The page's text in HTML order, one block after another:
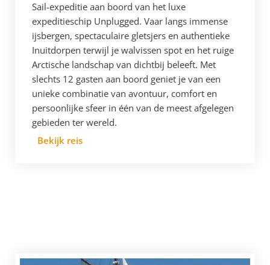
Sail-expeditie aan boord van het luxe
expeditieschip Unplugged. Vaar langs immense
ijsbergen, spectaculaire gletsjers en authentieke
Inuitdorpen terwijl je walvissen spot en het ruige
Arctische landschap van dichtbij beleeft. Met
slechts 12 gasten aan boord geniet je van een
unieke combinatie van avontuur, comfort en
persoonlijke sfeer in één van de meest afgelegen
gebieden ter wereld.
Bekijk reis